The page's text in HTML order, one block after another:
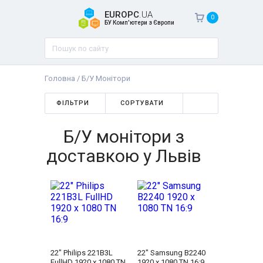
EUROPC.UA
БУ Комп'ютери з Європи
0
Головна / Б/У Монітори
ФІЛЬТРИ СОРТУВАТИ
Б/У монітори з
доставкою у Львів
22" Philips 221B3L
22" Samsung B2240